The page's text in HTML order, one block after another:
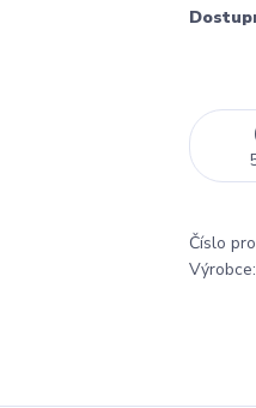
Číslo
Výrobce: